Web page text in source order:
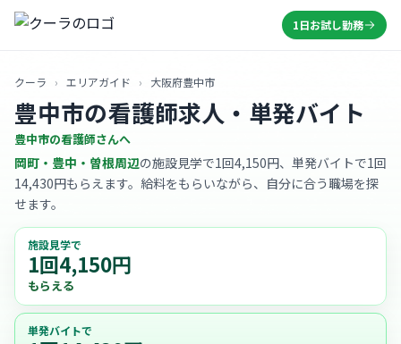
1日お試し勤務
クーラ › エリアガイド › 大阪府豊中市
豊中市の看護師求人・単発バイト
豊中市の看護師さんへ
岡町・豊中・曽根周辺の施設見学で1回4,150円、単発バイトで1回
14,430円もらえます。給料をもらいながら、自分に合う職場を探
せます。
施設見学で
1回4,150円
もらえる
単発バイトで